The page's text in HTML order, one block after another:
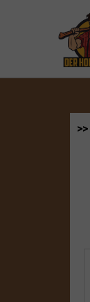
>>